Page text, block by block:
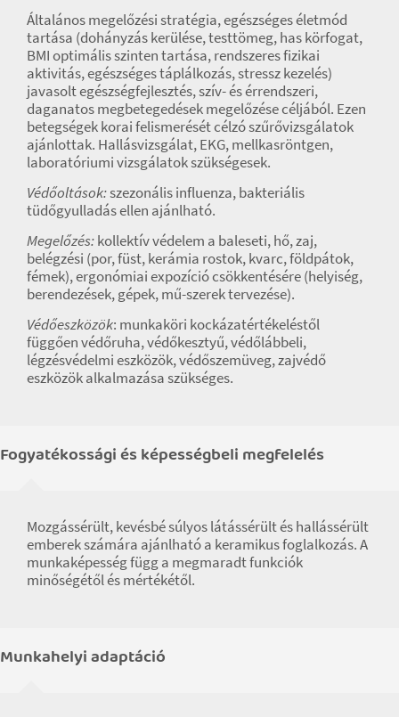
Általános megelőzési stratégia, egészséges életmód
tartása (dohányzás kerülése, testtömeg, has körfogat,
BMI optimális szinten tartása, rendszeres fizikai
aktivitás, egészséges táplálkozás, stressz kezelés)
javasolt egészségfejlesztés, szív- és érrendszeri,
daganatos megbetegedések megelőzése céljából. Ezen
betegségek korai felismerését célzó szűrővizsgálatok
ajánlottak. Hallásvizsgálat, EKG, mellkasröntgen,
laboratóriumi vizsgálatok szükségesek.
Védőoltások:szezonális influenza, bakteriális
tüdőgyulladás ellen ajánlható.
Megelőzés:kollektív védelem a baleseti, hő, zaj,
belégzési (por, füst, kerámia rostok, kvarc, földpátok,
fémek), ergonómiai expozíció csökkentésére (helyiség,
berendezések, gépek, mű-szerek tervezése).
Védőeszközök: munkaköri kockázatértékeléstől
függően védőruha, védőkesztyű, védőlábbeli,
légzésvédelmi eszközök, védőszemüveg, zajvédő
eszközök alkalmazása szükséges.
Fogyatékossági és képességbeli megfelelés
Mozgássérült, kevésbé súlyos látássérült és hallássérült
emberek számára ajánlható a keramikus foglalkozás. A
munkaképesség függ a megmaradt funkciók
minőségétől és mértékétől.
Munkahelyi adaptáció